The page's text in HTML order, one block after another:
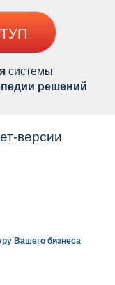
системы
решений
версии
Вашего бизнеса